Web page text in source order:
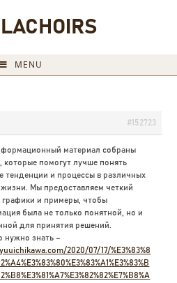
MENU
#152723
материал собраны
которые помогут лучше понять
тенденции и процессы в различных
Мы предоставляем четкий
графики и примеры, чтобы
была не только понятной, но и
для принятия решений.
нужно знать –
2020/07/17/%E3%83%8